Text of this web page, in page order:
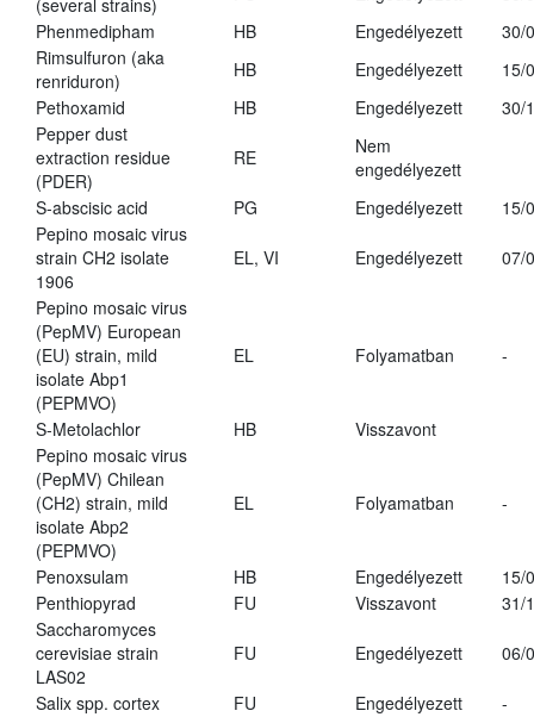
(several strains)
Phenmedipham
HB Engedélyezett
30/
Rimsulfuron (aka
renriduron)
HB Engedélyezett
15/
Pethoxamid
HB Engedélyezett
30/
Pepper dust
extraction residue
(PDER)
RE
Nem
engedélyezett
S-abscisic acid
PG Engedélyezett
15/
Pepino mosaic virus
strain CH2 isolate
1906
EL, VI Engedélyezett 07/
Pepino mosaic virus
(PepMV) European
(EU) strain, mild
isolate Abp1
(PEPMVO)
EL Folyamatban -
S-Metolachlor HB
Visszavont
Pepino mosaic virus
(PepMV) Chilean
(CH2) strain, mild
isolate Abp2
(PEPMVO)
EL Folyamatban -
Penoxsulam HB Engedélyezett
15/
Penthiopyrad
FU Visszavont
31/
Saccharomyces
cerevisiae strain
LAS02
FU Engedélyezett 06/
Salix spp. cortex FU Engedélyezett
-